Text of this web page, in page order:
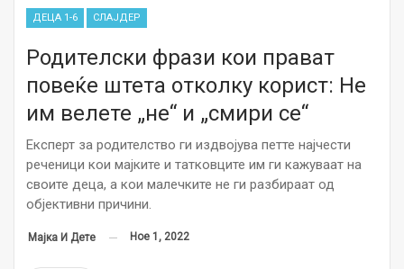
ДЕЦА 1-6 СЛАЈДЕР
Родителски фрази кои прават
повеќе штета отколку корист: Не
им велете „не“ и „смири се“
Експерт за родителство ги издвојува петте најчести
реченици кои мајките и татковците им ги кажуваат на
своите деца, а кои малечките не ги разбираат од
објективни причини.
Мајка И Дете Ное 1, 2022